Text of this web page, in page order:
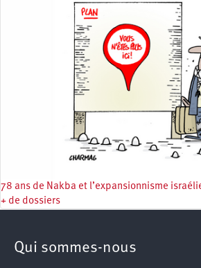
78 ans de Nakba et l’expansionnisme
+ de dossiers
Qui sommes-nous